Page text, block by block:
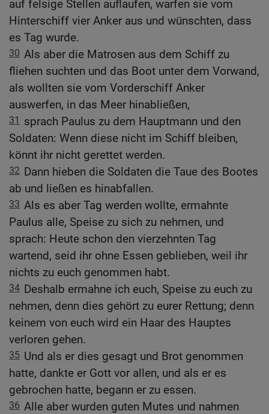
auf felsige Stellen auflaufen, warfen sie vom
Hinterschiff vier Anker aus und wünschten, dass
es Tag wurde.
30 Als aber die Matrosen aus dem Schiff zu
fliehen suchten und das Boot unter dem Vorwand,
als wollten sie vom Vorderschiff Anker
auswerfen, in das Meer hinabließen,
31 sprach Paulus zu dem Hauptmann und den
Soldaten: Wenn diese nicht im Schiff bleiben,
könnt ihr nicht gerettet werden.
32 Dann hieben die Soldaten die Taue des Bootes
ab und ließen es hinabfallen.
33 Als es aber Tag werden wollte, ermahnte
Paulus alle, Speise zu sich zu nehmen, und
sprach: Heute schon den vierzehnten Tag
wartend, seid ihr ohne Essen geblieben, weil ihr
nichts zu euch genommen habt.
34 Deshalb ermahne ich euch, Speise zu euch zu
nehmen, denn dies gehört zu eurer Rettung; denn
keinem von euch wird ein Haar des Hauptes
verloren gehen.
35 Und als er dies gesagt und Brot genommen
hatte, dankte er Gott vor allen, und als er es
gebrochen hatte, begann er zu essen.
36 Alle aber wurden guten Mutes und nahmen